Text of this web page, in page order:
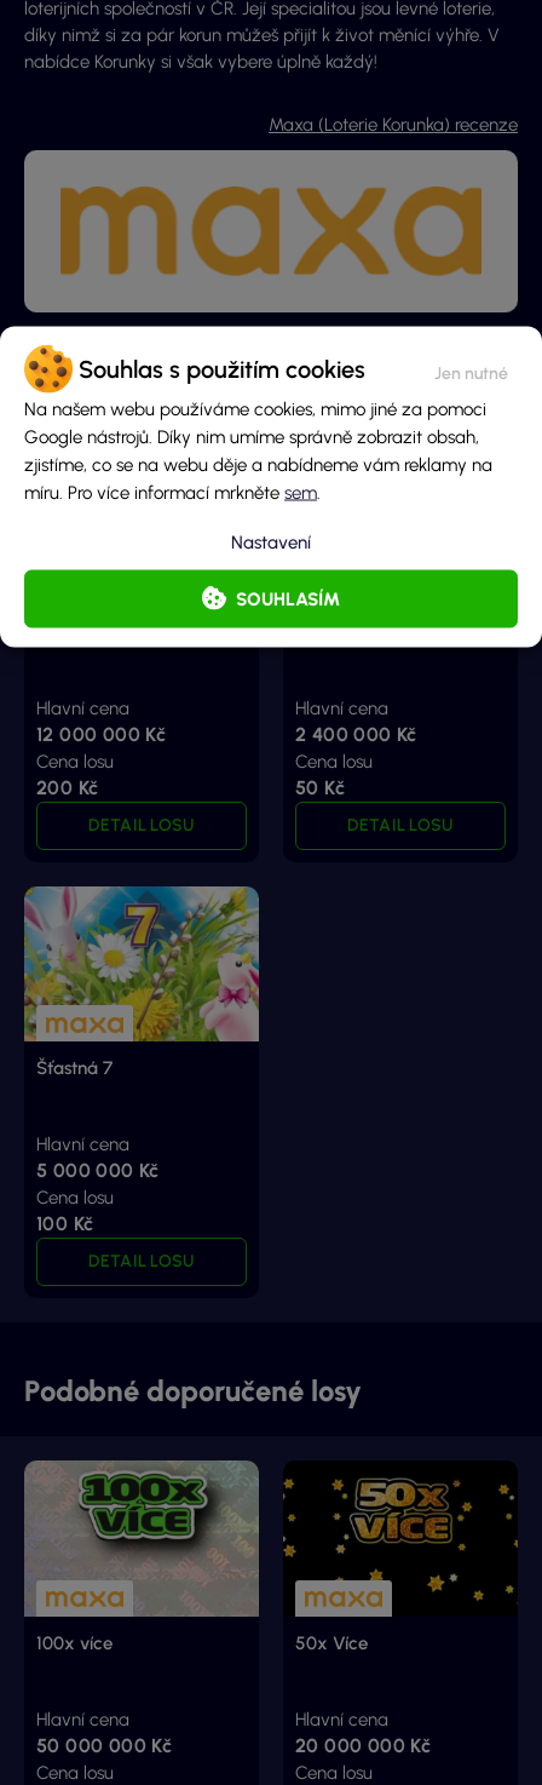
Souhlas s použitím cookies
Na našem webu používáme cookies, mimo jiné za pomoci
Google nástrojů. Díky nim umíme správně zobrazit obsah,
zjistíme, co se na webu děje a nabídneme vám reklamy na
míru. Pro více informací mrkněte sem
SOUHLASÍM
Nastavení
loterijních společností v ČR. Její specialitou jsou levné loterie,
díky nimž si za pár korun můžeš přijít k život měnící výhře. V
nabídce Korunky si však vybere úplně každý!
Maxa (Loterie Korunka) recenze
Další losy od provozovatele
Prázdniny na 5 let
Hlavní cena
12 000 000 Kč
Cena losu
200 Kč
DETAIL LOSU
Prázdniny na 2 roky
Hlavní cena
2 400 000 Kč
Cena losu
50 Kč
DETAIL LOSU
Šťastná 7
Hlavní cena
5 000 000 Kč
Cena losu
100 Kč
DETAIL LOSU
Podobné doporučené losy
100x více
Hlavní cena
50 000 000 Kč
Cena losu
50x Více
Hlavní cena
20 000 000 Kč
Cena losu